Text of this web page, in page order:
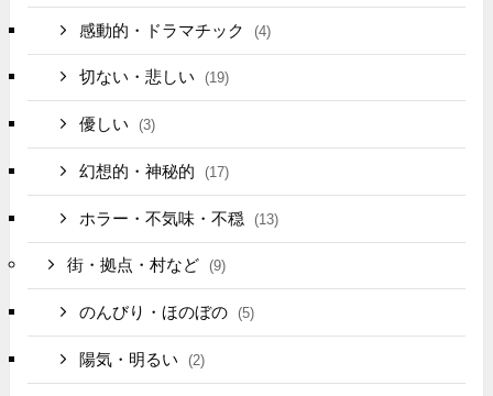
感動的・ドラマチック (4)
切ない・悲しい (19)
優しい (3)
幻想的・神秘的 (17)
ホラー・不気味・不穏 (13)
街・拠点・村など (9)
のんびり・ほのぼの (5)
陽気・明るい (2)